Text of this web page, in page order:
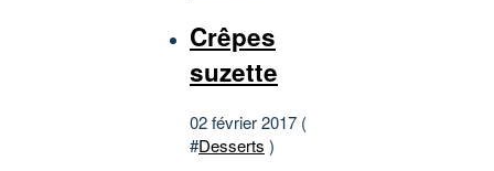
Crêpes
suzette
02 février 2017 (
#Desserts )